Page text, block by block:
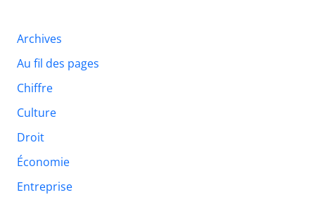
Archives
Au fil des pages
Chiffre
Culture
Droit
Économie
Entreprise